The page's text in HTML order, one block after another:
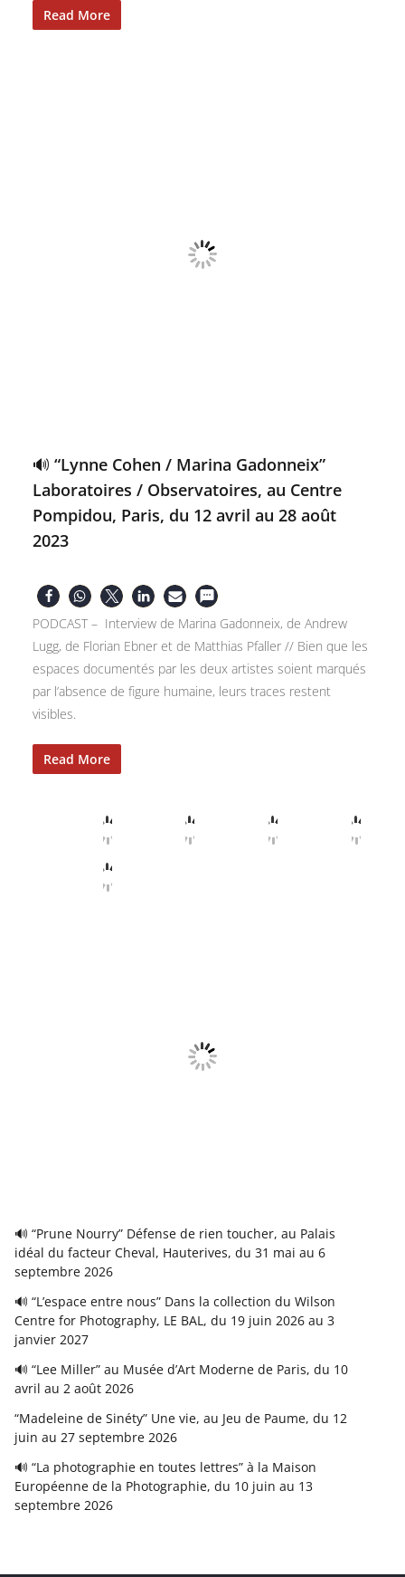
Read More
🔊 “Lynne Cohen / Marina Gadonneix”
Laboratoires / Observatoires, au Centre
Pompidou, Paris, du 12 avril au 28 août
2023
PODCAST – Interview de Marina Gadonneix, de Andrew
Lugg, de Florian Ebner et de Matthias Pfaller // Bien que les
espaces documentés par les deux artistes soient marqués
par l’absence de figure humaine, leurs traces restent
visibles.
Read More
🔊 “Prune Nourry” Défense de rien toucher, au Palais
idéal du facteur Cheval, Hauterives, du 31 mai au 6
septembre 2026
🔊 “L’espace entre nous” Dans la collection du Wilson
Centre for Photography, LE BAL, du 19 juin 2026 au 3
janvier 2027
🔊 “Lee Miller” au Musée d’Art Moderne de Paris, du 10
avril au 2 août 2026
“Madeleine de Sinéty” Une vie, au Jeu de Paume, du 12
juin au 27 septembre 2026
🔊 “La photographie en toutes lettres” à la Maison
Européenne de la Photographie, du 10 juin au 13
septembre 2026